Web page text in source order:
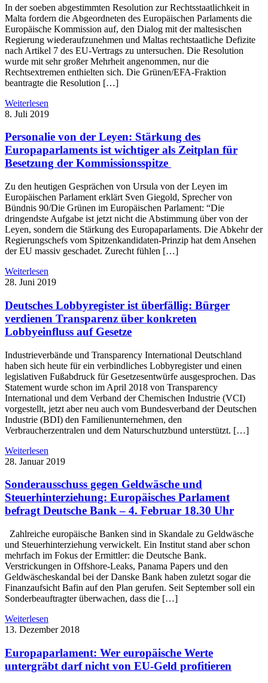
In der soeben abgestimmten Resolution zur Rechtsstaatlichkeit in
Malta fordern die Abgeordneten des Europäischen Parlaments die
Europäische Kommission auf, den Dialog mit der maltesischen
Regierung wiederaufzunehmen und Maltas rechtstaatliche Defizite
nach Artikel 7 des EU-Vertrags zu untersuchen. Die Resolution
wurde mit sehr großer Mehrheit angenommen, nur die
Rechtsextremen enthielten sich. Die Grünen/EFA-Fraktion
beantragte die Resolution […]
Weiterlesen
8. Juli 2019
Personalie von der Leyen: Stärkung des
Europaparlaments ist wichtiger als Zeitplan für
Besetzung der Kommissionsspitze
Zu den heutigen Gesprächen von Ursula von der Leyen im
Europäischen Parlament erklärt Sven Giegold, Sprecher von
Bündnis 90/Die Grünen im Europäischen Parlament: “Die
dringendste Aufgabe ist jetzt nicht die Abstimmung über von der
Leyen, sondern die Stärkung des Europaparlaments. Die Abkehr der
Regierungschefs vom Spitzenkandidaten-Prinzip hat dem Ansehen
der EU massiv geschadet. Zurecht fühlen […]
Weiterlesen
28. Juni 2019
Deutsches Lobbyregister ist überfällig: Bürger
verdienen Transparenz über konkreten
Lobbyeinfluss auf Gesetze
Industrieverbände und Transparency International Deutschland
haben sich heute für ein verbindliches Lobbyregister und einen
legislativen Fußabdruck für Gesetzesentwürfe ausgesprochen. Das
Statement wurde schon im April 2018 von Transparency
International und dem Verband der Chemischen Industrie (VCI)
vorgestellt, jetzt aber neu auch vom Bundesverband der Deutschen
Industrie (BDI) den Familienunternehmen, den
Verbraucherzentralen und dem Naturschutzbund unterstützt. […]
Weiterlesen
28. Januar 2019
Sonderausschuss gegen Geldwäsche und
Steuerhinterziehung: Europäisches Parlament
befragt Deutsche Bank – 4. Februar 18.30 Uhr
Zahlreiche europäische Banken sind in Skandale zu Geldwäsche
und Steuerhinterziehung verwickelt. Ein Institut stand aber schon
mehrfach im Fokus der Ermittler: die Deutsche Bank.
Verstrickungen in Offshore-Leaks, Panama Papers und den
Geldwäscheskandal bei der Danske Bank haben zuletzt sogar die
Finanzaufsicht Bafin auf den Plan gerufen. Seit September soll ein
Sonderbeauftragter überwachen, dass die […]
Weiterlesen
13. Dezember 2018
Europaparlament: Wer europäische Werte
untergräbt darf nicht von EU-Geld profitieren